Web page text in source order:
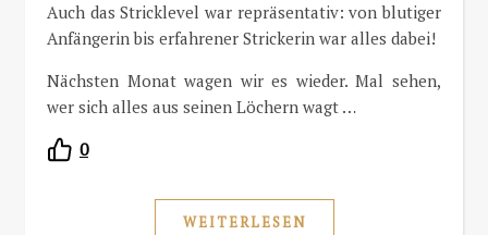
Auch das Stricklevel war repräsentativ: von blutiger
Anfängerin bis erfahrener Strickerin war alles dabei!
Nächsten Monat wagen wir es wieder. Mal sehen,
wer sich alles aus seinen Löchern wagt …
0
WEITERLESEN